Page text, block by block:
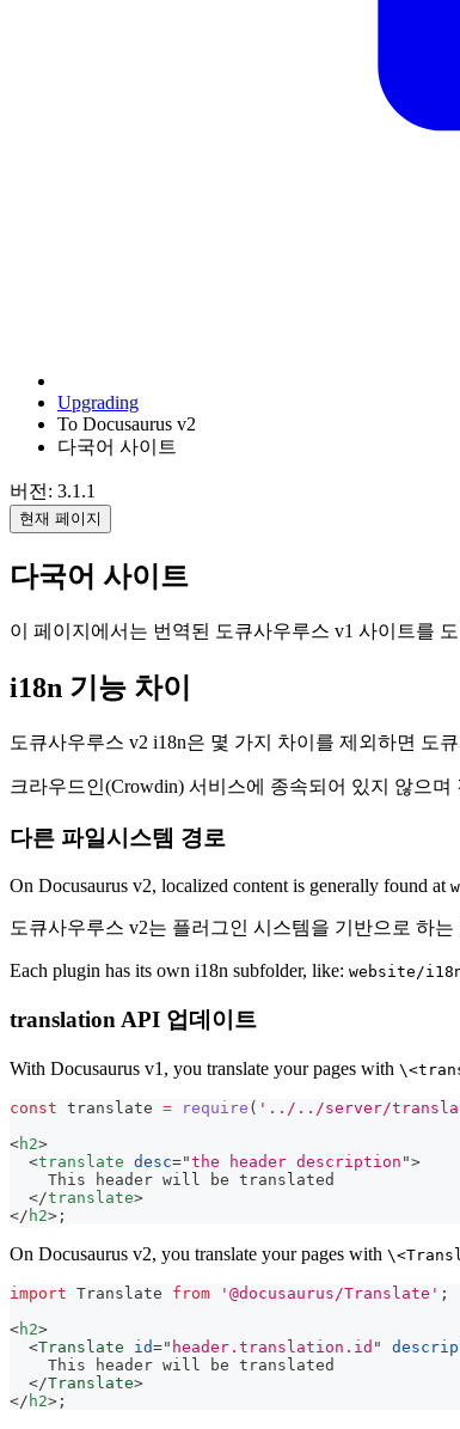
Upgrading
To Docusaurus v2
다국어 사이트
버전: 3.1.1
현재 페이지
다국어 사이트
이 페이지에서는 번역된 도큐사우루스 v1 사이트를
i18n 기능 차이
도큐사우루스 v2 i18n은 몇 가지 차이를 제외하면 도
크라우드인(Crowdin) 서비스에 종속되어 있지 않으
다른 파일시스템 경로
On Docusaurus v2, localized content is generally found at
도큐사우루스 v2는 플러그인 시스템을 기반으로 하
Each plugin has its own i18n subfolder, like: website/
translation API 업데이트
With Docusaurus v1, you translate your pages with
const translate = require ( '../../server/
<h2>
<translate desc="the header description ">
    This header will be translated
</translate>
</ h2> ;
On Docusaurus v2, you translate your pages with
import Translate from '@docusaurus/Translate' ;
<h2>
<Translate id=" header.translation.id "
    This header will be translated
</Translate>
</ h2> ;